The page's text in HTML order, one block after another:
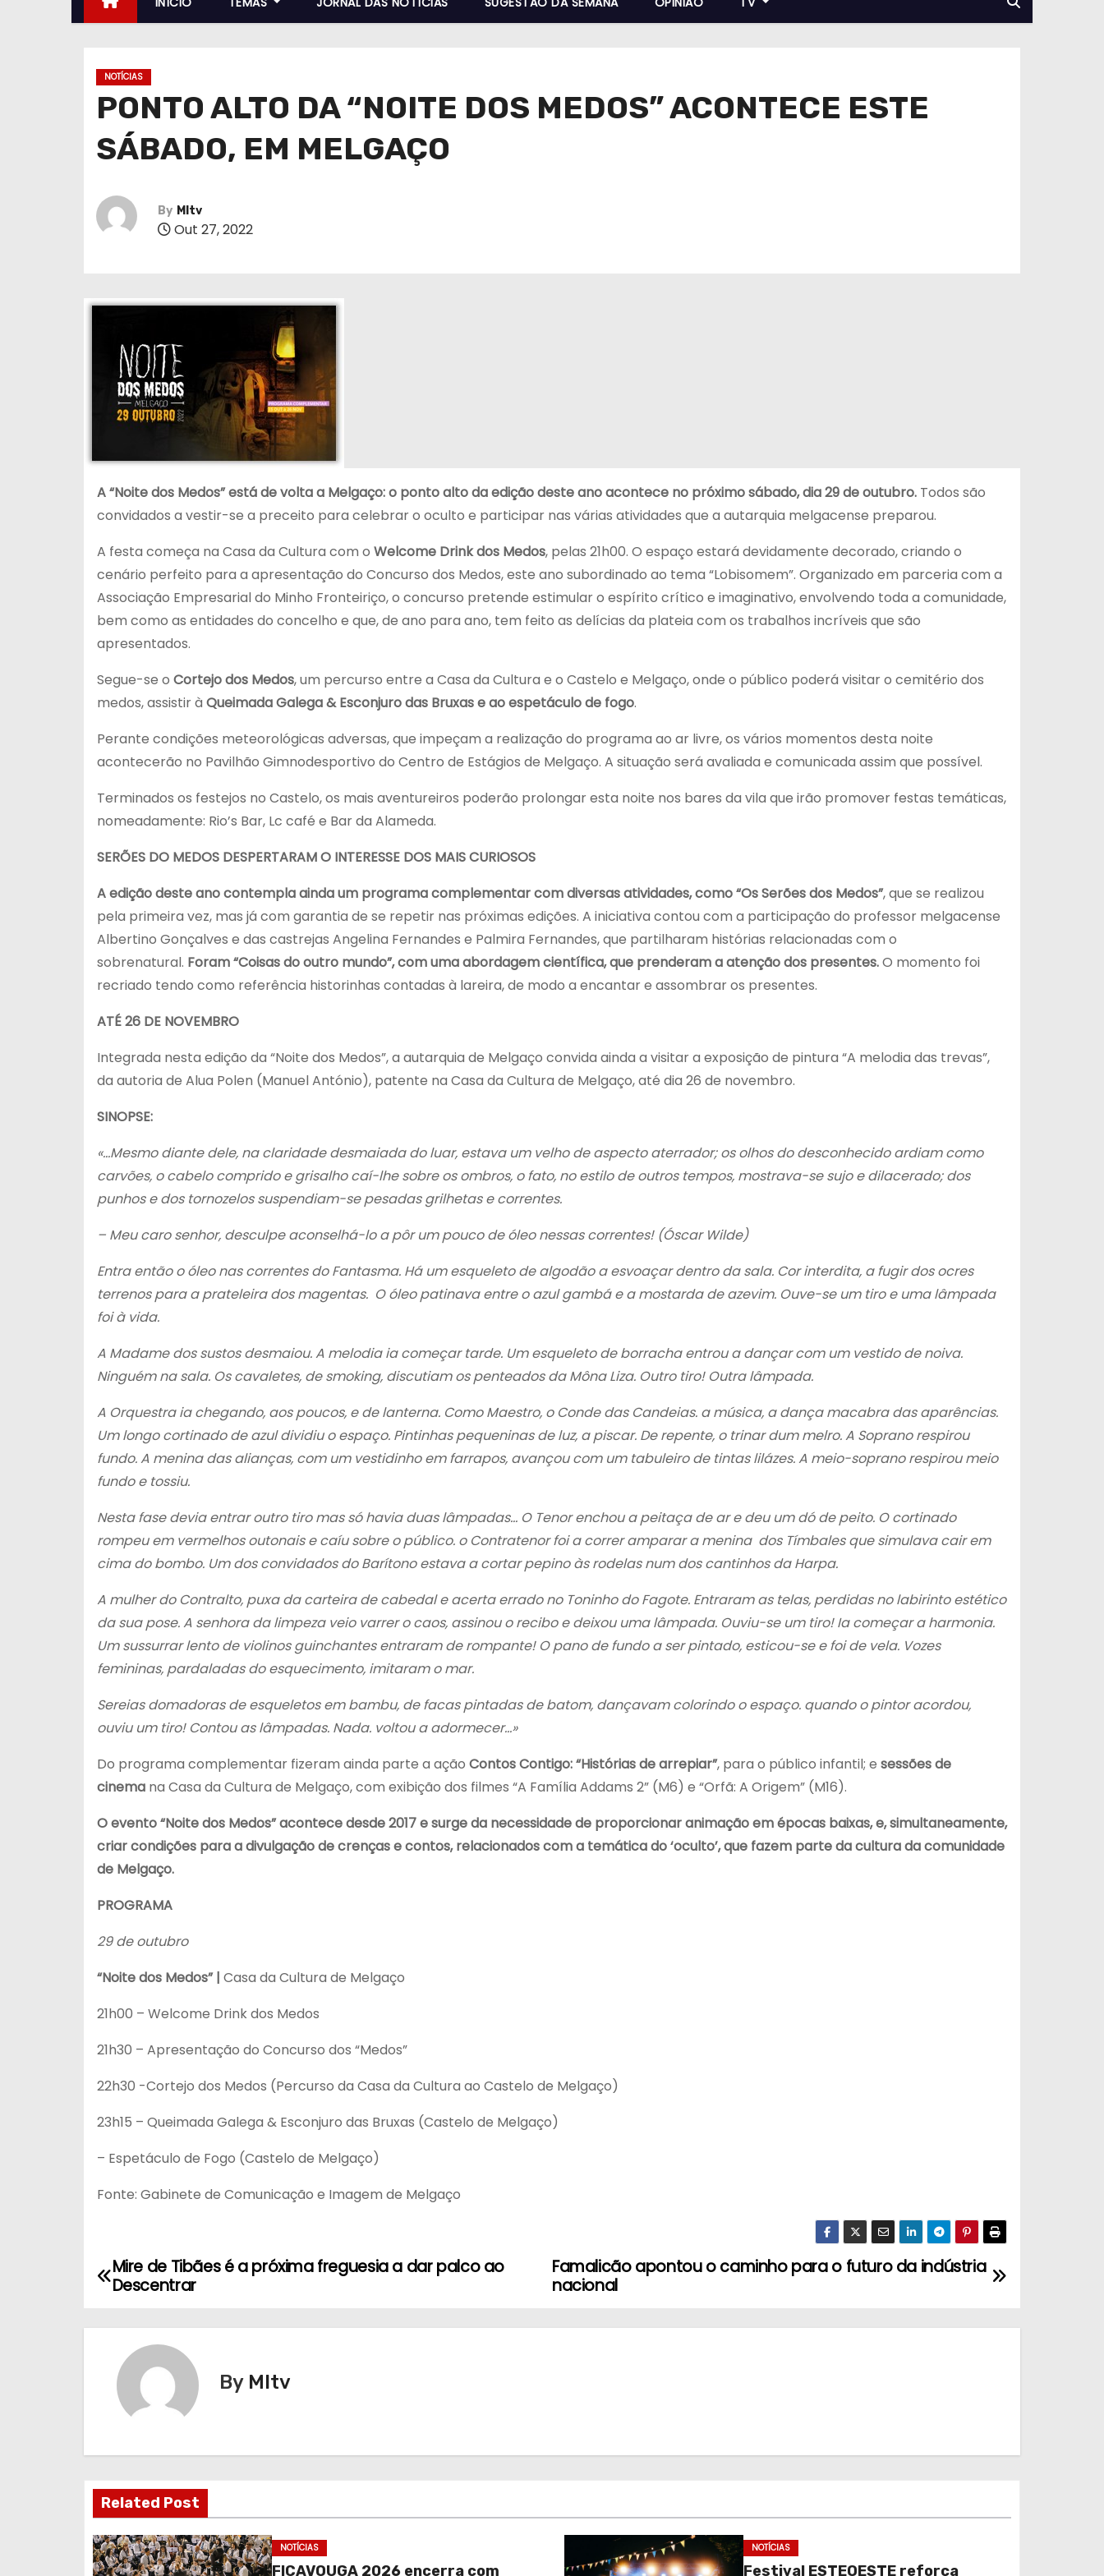
NOTÍCIAS
PONTO ALTO DA “NOITE DOS MEDOS” ACONTECE ESTE
SÁBADO, EM MELGAÇO
By MItv
Out 27, 2022
A “Noite dos Medos” está de volta a Melgaço: o ponto alto da edição deste ano acontece no próximo sábado, dia 29 de outubro. Todos são
convidados a vestir-se a preceito para celebrar o oculto e participar nas várias atividades que a autarquia melgacense preparou.
A festa começa na Casa da Cultura com o Welcome Drink dos Medos, pelas 21h00. O espaço estará devidamente decorado, criando o
cenário perfeito para a apresentação do Concurso dos Medos, este ano subordinado ao tema “Lobisomem”. Organizado em parceria com a
Associação Empresarial do Minho Fronteiriço, o concurso pretende estimular o espírito crítico e imaginativo, envolvendo toda a comunidade,
bem como as entidades do concelho e que, de ano para ano, tem feito as delícias da plateia com os trabalhos incríveis que são
apresentados.
Segue-se o Cortejo dos Medos, um percurso entre a Casa da Cultura e o Castelo e Melgaço, onde o público poderá visitar o cemitério dos
medos, assistir à Queimada Galega & Esconjuro das Bruxas e ao espetáculo de fogo.
Perante condições meteorológicas adversas, que impeçam a realização do programa ao ar livre, os vários momentos desta noite
acontecerão no Pavilhão Gimnodesportivo do Centro de Estágios de Melgaço. A situação será avaliada e comunicada assim que possível.
Terminados os festejos no Castelo, os mais aventureiros poderão prolongar esta noite nos bares da vila que irão promover festas temáticas,
nomeadamente: Rio’s Bar, Lc café e Bar da Alameda.
SERÕES DO MEDOS DESPERTARAM O INTERESSE DOS MAIS CURIOSOS
A edição deste ano contempla ainda um programa complementar com diversas atividades, como “Os Serões dos Medos”, que se realizou
pela primeira vez, mas já com garantia de se repetir nas próximas edições. A iniciativa contou com a participação do professor melgacense
Albertino Gonçalves e das castrejas Angelina Fernandes e Palmira Fernandes, que partilharam histórias relacionadas com o
sobrenatural. Foram “Coisas do outro mundo”, com uma abordagem científica, que prenderam a atenção dos presentes.O momento foi
recriado tendo como referência historinhas contadas à lareira, de modo a encantar e assombrar os presentes.
ATÉ 26 DE NOVEMBRO
Integrada nesta edição da “Noite dos Medos”, a autarquia de Melgaço convida ainda a visitar a exposição de pintura “A melodia das trevas”,
da autoria de Alua Polen (Manuel António), patente na Casa da Cultura de Melgaço, até dia 26 de novembro.
SINOPSE:
«…Mesmo diante dele, na claridade desmaiada do luar, estava um velho de aspecto aterrador; os olhos do desconhecido ardiam como
carvões, o cabelo comprido e grisalho caí-lhe sobre os ombros, o fato, no estilo de outros tempos, mostrava-se sujo e dilacerado; dos
punhos e dos tornozelos suspendiam-se pesadas grilhetas e correntes.
– Meu caro senhor, desculpe aconselhá-lo a pôr um pouco de óleo nessas correntes! (Óscar Wilde)
Entra então o óleo nas correntes do Fantasma. Há um esqueleto de algodão a esvoaçar dentro da sala. Cor interdita, a fugir dos ocres
terrenos para a prateleira dos magentas. O óleo patinava entre o azul gambá e a mostarda de azevim. Ouve-se um tiro e uma lâmpada
foi à vida.
A Madame dos sustos desmaiou. A melodia ia começar tarde. Um esqueleto de borracha entrou a dançar com um vestido de noiva.
Ninguém na sala. Os cavaletes, de smoking, discutiam os penteados da Môna Liza. Outro tiro! Outra lâmpada.
A Orquestra ia chegando, aos poucos, e de lanterna. Como Maestro, o Conde das Candeias. a música, a dança macabra das aparências.
Um longo cortinado de azul dividiu o espaço. Pintinhas pequeninas de luz, a piscar. De repente, o trinar dum melro. A Soprano respirou
fundo. A menina das alianças, com um vestidinho em farrapos, avançou com um tabuleiro de tintas lilázes. A meio-soprano respirou meio
fundo e tossiu.
Nesta fase devia entrar outro tiro mas só havia duas lâmpadas… O Tenor enchou a peitaça de ar e deu um dó de peito. O cortinado
rompeu em vermelhos outonais e caíu sobre o público. o Contratenor foi a correr amparar a menina dos Tímbales que simulava cair em
cima do bombo. Um dos convidados do Barítono estava a cortar pepino às rodelas num dos cantinhos da Harpa.
A mulher do Contralto, puxa da carteira de cabedal e acerta errado no Toninho do Fagote. Entraram as telas, perdidas no labirinto estético
da sua pose. A senhora da limpeza veio varrer o caos, assinou o recibo e deixou uma lâmpada. Ouviu-se um tiro! Ia começar a harmonia.
Um sussurrar lento de violinos guinchantes entraram de rompante! O pano de fundo a ser pintado, esticou-se e foi de vela. Vozes
femininas, pardaladas do esquecimento, imitaram o mar.
Sereias domadoras de esqueletos em bambu, de facas pintadas de batom, dançavam colorindo o espaço. quando o pintor acordou,
ouviu um tiro! Contou as lâmpadas. Nada. voltou a adormecer…»
Do programa complementar fizeram ainda parte a ação Contos Contigo: “Histórias de arrepiar”, para o público infantil; e sessões de
cinema na Casa da Cultura de Melgaço, com exibição dos filmes “A Família Addams 2” (M6) e “Orfã: A Origem” (M16).
O evento “Noite dos Medos” acontece desde 2017 e surge da necessidade de proporcionar animação em épocas baixas, e, simultaneamente,
criar condições para a divulgação de crenças e contos, relacionados com a temática do ‘oculto’, que fazem parte da cultura da comunidade
de Melgaço.
PROGRAMA
29 de outubro
“Noite dos Medos” | Casa da Cultura de Melgaço
21h00 – Welcome Drink dos Medos
21h30 – Apresentação do Concurso dos “Medos”
22h30 -Cortejo dos Medos (Percurso da Casa da Cultura ao Castelo de Melgaço)
23h15 – Queimada Galega & Esconjuro das Bruxas (Castelo de Melgaço)
– Espetáculo de Fogo (Castelo de Melgaço)
Fonte: Gabinete de Comunicação e Imagem de Melgaço
N
ç
ã
o
Famalicão apontou o caminho para o futuro da indústria
nacional
Mire de Tibães é a próxima freguesia a dar palco ao
Descentrar
By MItv
Related Post
NOTÍCIAS
FICAVOUGA 2026 encerra com
NOTÍCIAS
Festival ESTEOESTE reforça